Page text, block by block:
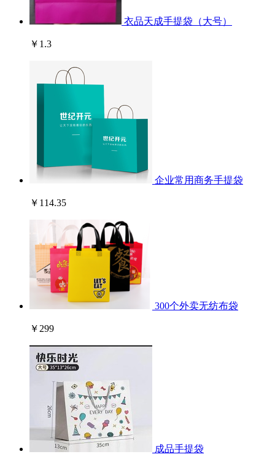
衣品天成手提袋（大号）
￥1.3
企业常用商务手提袋
￥114.35
300个外卖无纺布袋
￥299
成品手提袋